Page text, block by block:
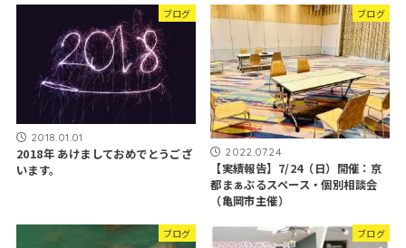
ブログ
2018.01.01
2018年 あけましておめでとうござ
います。
ブログ
2022.07.24
【実績報告】7/24（日）開催：京
都まぁぶるスペース・個別相談会
（亀岡市主催）
ブログ ブログ